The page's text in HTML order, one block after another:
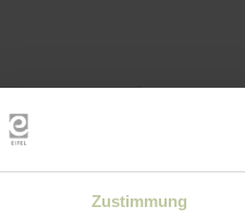
Zustimmung